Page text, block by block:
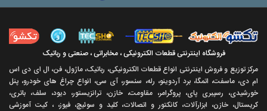
فروشگاه اینترنتی قطعات الکترونیکی ، مخابراتی ، صنعتی و رباتیک
مرکز توزیع و فروش اینترنتی انواع قطعات الکترونیکی، رباتیک، ماژول، فن، ال ای دی اس
ام دی، ماسفت، اتمگا، برد آردوینو، رله، سنسور، آی سی، انواع چراغ های خودرو، پنل
خورشیدی، رسپبری پای، پروگرامر، مقاومت، خازن، ترانزیستور، دیود، سلف، باتری،
کریستال، خازن، ابزارآلات، کانکتور و اتصالات، کلید و سوئیچ، فیوز، ، کیت آموزشی